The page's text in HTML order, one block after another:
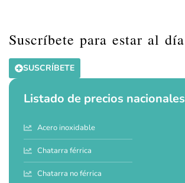
Suscríbete para estar al día
SUSCRÍBETE
Listado de precios nacionales
Acero inoxidable
Chatarra férrica
Chatarra no férrica